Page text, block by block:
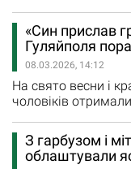
милуватися! Цей
будь-яку пору
оранжереях), але
весною, коли
відвідувачів
«Син прислав
Гуляйполя
08.03.2026, 14:12
На свято весни і
чоловіків
Самойленко, яка
санітаркою, сама
мімози. Чоловік
З гарбузом і
облаштували